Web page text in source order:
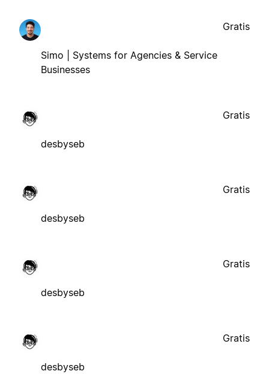
Simo | Systems for Agencies & Service
Businesses
Gratis
desbyseb
Gratis
desbyseb
Gratis
desbyseb
Gratis
desbyseb
Gratis